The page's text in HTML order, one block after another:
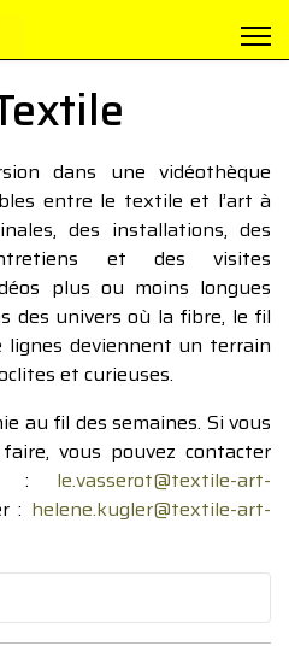
dans une vidéothèque
entre le textile et l’art à
des installations, des
et des visites
plus ou moins longues
des univers où la fibre, le fil
deviennent un terrain
et curieuses.
au fil des semaines. Si vous
vous pouvez contacter
: le.vasserot@textile-art-
: helene.kugler@textile-art-